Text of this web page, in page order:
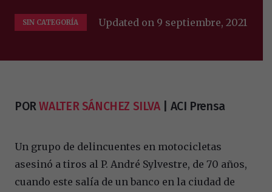
SIN CATEGORÍA Updated on 9 septiembre, 2021
PORWALTER SÁNCHEZ SILVA| ACI Prensa
Un grupo de delincuentes en motocicletas
asesinó a tiros al P. André Sylvestre, de 70 años,
cuando este salía de un banco en la ciudad de